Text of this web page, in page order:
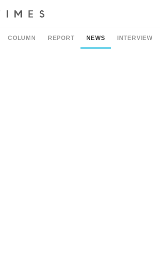
COLUMN REPORT NEWS INTERVIEW